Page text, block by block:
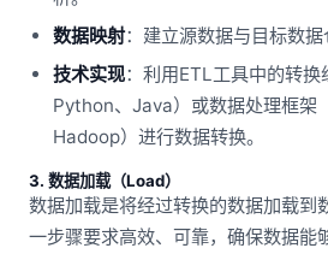
数据映射：建立源数据与目标数据
技术实现：利用ETL工具中的转
Python、Java）或数据处理框架
Hadoop）进行数据转换。
3. 数据加载（Load）
数据加载是将经过转换的数据加载到
一步骤要求高效、可靠，确保数据能